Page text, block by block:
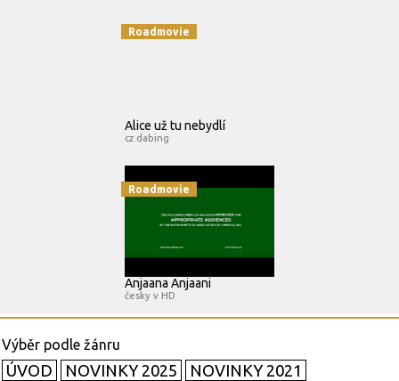
Roadmovie
Alice už tu nebydlí
cz dabing
Roadmovie
Anjaana Anjaani
česky v HD
ÚVOD NOVINKY 2025
NOVINKY 2021